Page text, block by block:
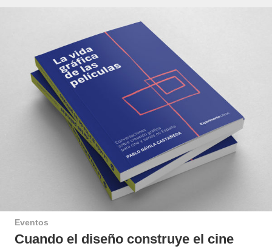
Eventos
Cuando el diseño construye el cine